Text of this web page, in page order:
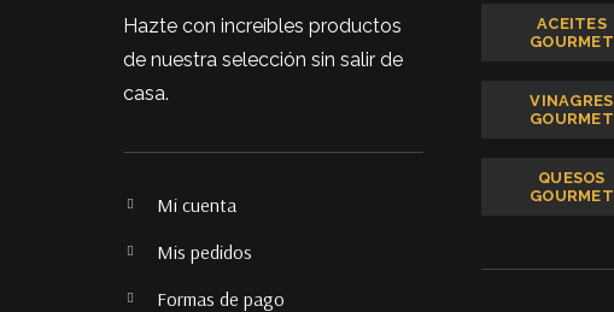
Hazte con increíbles productos
de nuestra selección sin salir de
casa.
Mi cuenta
Mis pedidos
Formas de pago
ACEITES
GOURMET
VINAGRES
GOURMET
QUESOS
GOURMET